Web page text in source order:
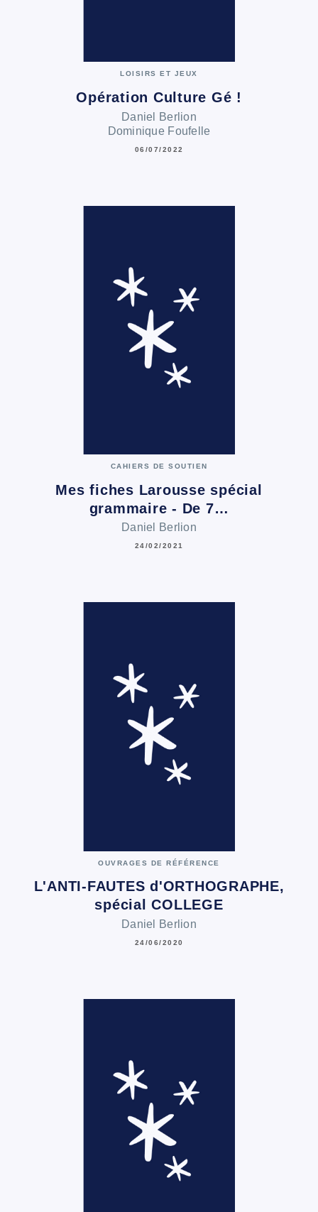
LOISIRS ET JEUX
Opération Culture Gé !
Daniel Berlion
Dominique Foufelle
06/07/2022
CAHIERS DE SOUTIEN
Mes fiches Larousse spécial
grammaire - De 7…
Daniel Berlion
24/02/2021
OUVRAGES DE RÉFÉRENCE
L'ANTI-FAUTES d'ORTHOGRAPHE,
spécial COLLEGE
Daniel Berlion
24/06/2020